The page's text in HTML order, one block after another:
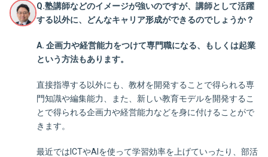
Q.塾講師などのイメージが強いのですが、講師として活躍
する以外に、どんなキャリア形成ができるのでしょうか？
A. 企画力や経営能力をつけて専門職になる、もしくは起業
という方法もあります。
直接指導する以外にも、教材を開発することで得られる専
門知識や編集能力、また、新しい教育モデルを開発するこ
とで得られる企画力や経営能力などを身に付けることがで
きます。
最近ではICTやAIを使って学習効率を上げていったり、部活